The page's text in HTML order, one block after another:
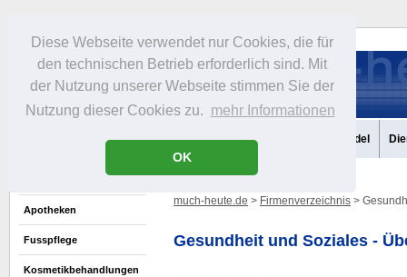
Diese Webseite verwendet nur Cookies, die für
den technischen Betrieb erforderlich sind. Mit
der Nutzung unserer Webseite stimmen Sie der
Nutzung dieser Cookies zu. mehr Informationen
OK
Portrait Infos Freizeit Gastronomie Handel
Apotheken
Fusspflege
Kosmetikbehandlungen
much-heute.de > Firmenverzeichnis >
Gesundheit und Soziales -